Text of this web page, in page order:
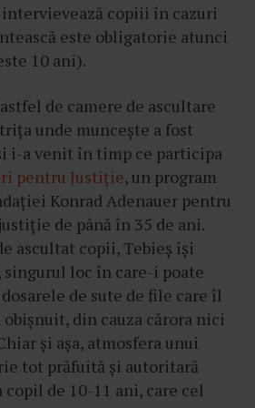
copiii în cazuri
este obligatorie atunci
10 ani).
de camere de ascultare
unde muncește a fost
i-a venit în timp ce participa
pentru Justiție, un program
Konrad Adenauer pentru
de până în 35 de ani.
ascultat copii, Tebieș își
loc în care-i poate
de sute de file care îl
din cauza cărora nici
și așa, atmosfera unui
tot prăfuită și autoritară
de 10-11 ani, care cel